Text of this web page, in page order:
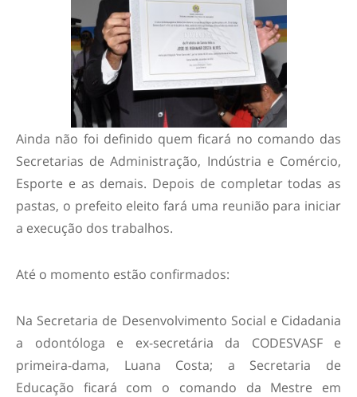
Ainda não foi definido quem ficará no comando das
Secretarias de Administração, Indústria e Comércio,
Esporte e as demais. Depois de completar todas as
pastas, o prefeito eleito fará uma reunião para iniciar
a execução dos trabalhos.
Até o momento estão confirmados:
Na Secretaria de Desenvolvimento Social e Cidadania
a odontóloga e ex-secretária da CODESVASF e
primeira-dama, Luana Costa; a Secretaria de
Educação ficará com o comando da Mestre em